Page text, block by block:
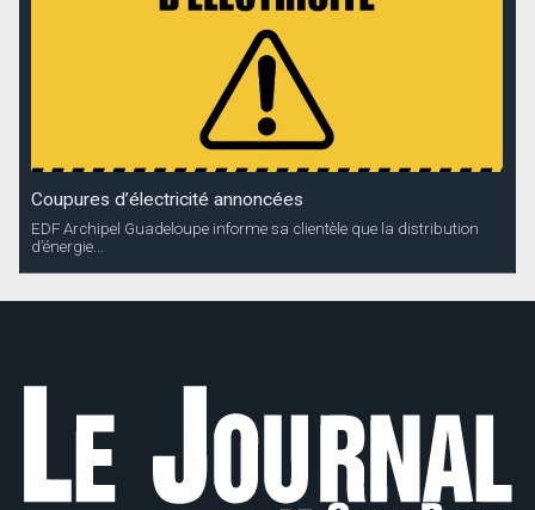
Coupures d’électricité annoncées
EDF Archipel Guadeloupe informe sa clientèle que la distribution
d’énergie...